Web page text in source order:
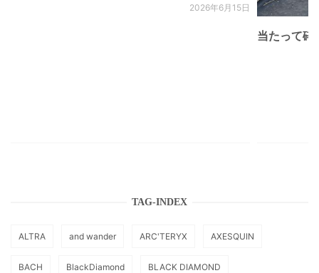
2026年6月15日
当たって砕
TAG-INDEX
ALTRA and wander ARC'TERYX AXESQUIN
BACH BlackDiamond BLACK DIAMOND